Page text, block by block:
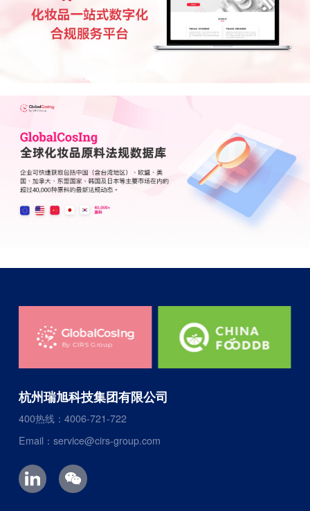
杭州瑞旭科技集团有限公司
400热线：4006-721-722
Email：service@cirs-group.com